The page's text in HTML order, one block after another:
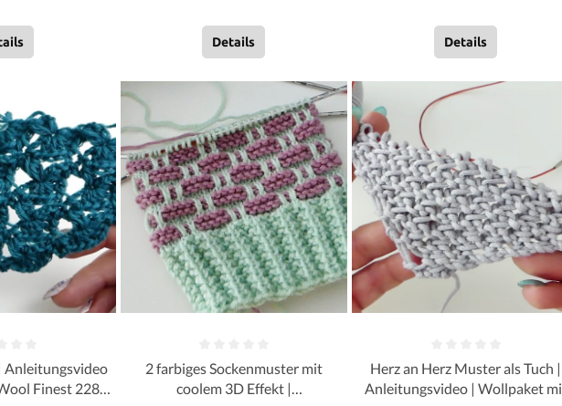
Details Details
Anleitungsvideo
Finest 2287
2 farbiges Sockenmuster mit
coolem 3D Effekt |
Herz an Herz Muster als Tuch |
Anleitungsvideo | Wollpaket mit